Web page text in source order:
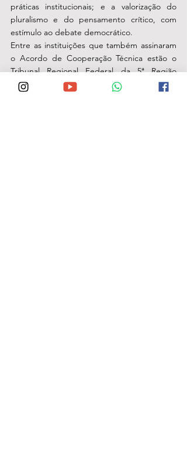
práticas institucionais; e a valorização do
pluralismo e do pensamento crítico, com
estímulo ao debate democrático.
Entre as instituições que também assinaram
o Acordo de Cooperação Técnica estão o
Tribunal Regional Federal da 5ª Região
(TRF5); a Ordem dos Advogados do Brasil -